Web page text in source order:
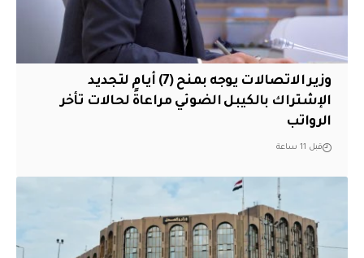
وزير الاتصالات يوجه بمنح (7) أيام لتجديد
الإشتراك بالكيبل الضوئي مراعاةً لحالات تأخر
الرواتب
قبل 11 ساعة